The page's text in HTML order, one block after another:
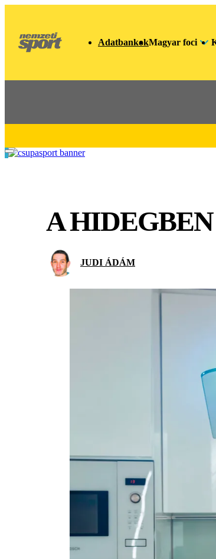
AdatbankokMagyar foci
A
JUDI ÁDÁM